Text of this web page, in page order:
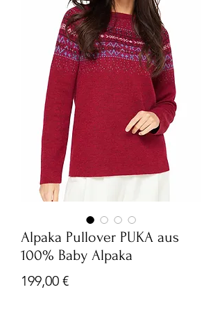
Alpaka Pullover PUKA aus
100% Baby Alpaka
199,00 €Preis